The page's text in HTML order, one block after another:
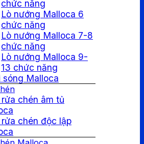
chức năng
Lò nướng Malloca 6
chức năng
Lò nướng Malloca 7-8
chức năng
Lò nướng Malloca 9-
13 chức năng
sóng Malloca
chén âm tủ
chén độc lập